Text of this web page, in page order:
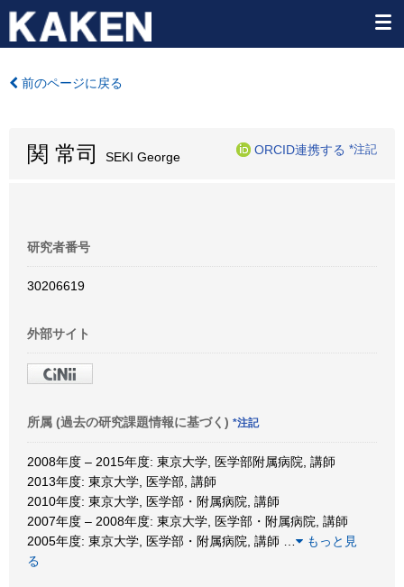
前のページに戻る
関 常司 SEKI George
ORCID連携する *注記
研究者番号
30206619
外部サイト
所属 (過去の研究課題情報に基づく) *注記
2008年度 – 2015年度: 東京大学, 医学部附属病院, 講師
2013年度: 東京大学, 医学部, 講師
2010年度: 東京大学, 医学部・附属病院, 講師
2007年度 – 2008年度: 東京大学, 医学部・附属病院, 講師
2005年度: 東京大学, 医学部・附属病院, 講師
もっと見
る